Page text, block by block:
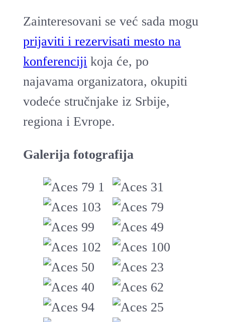
Zainteresovani se već sada mogu
prijaviti i rezervisati mesto na
konferenciji koja će, po
najavama organizatora, okupiti
vodeće stručnjake iz Srbije,
regiona i Evrope.
Galerija fotografija